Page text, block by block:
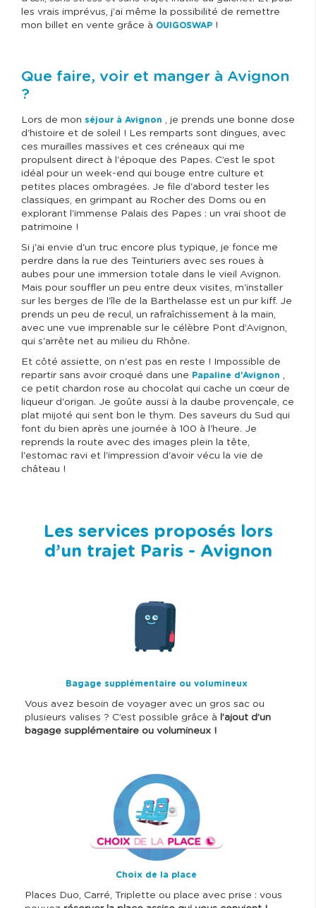
les vrais imprévus, j’ai même la possibilité de remettre
mon billet en vente grâce à OUIGOSWAP !
Que faire, voir et manger à Avignon
?
Lors de mon séjour à Avignon , je prends une bonne dose
d'histoire et de soleil ! Les remparts sont dingues, avec
ces murailles massives et ces créneaux qui me
propulsent direct à l'époque des Papes. C’est le spot
idéal pour un week-end qui bouge entre culture et
petites places ombragées. Je file d'abord tester les
classiques, en grimpant au Rocher des Doms ou en
explorant l'immense Palais des Papes : un vrai shoot de
patrimoine !
Si j'ai envie d'un truc encore plus typique, je fonce me
perdre dans la rue des Teinturiers avec ses roues à
aubes pour une immersion totale dans le vieil Avignon.
Mais pour souffler un peu entre deux visites, m'installer
sur les berges de l'île de la Barthelasse est un pur kiff. Je
prends un peu de recul, un rafraîchissement à la main,
avec une vue imprenable sur le célèbre Pont d’Avignon,
qui s'arrête net au milieu du Rhône.
Et côté assiette, on n'est pas en reste ! Impossible de
repartir sans avoir croqué dans une Papaline d'Avignon ,
ce petit chardon rose au chocolat qui cache un cœur de
liqueur d'origan. Je goûte aussi à la daube provençale, ce
plat mijoté qui sent bon le thym. Des saveurs du Sud qui
font du bien après une journée à 100 à l'heure. Je
reprends la route avec des images plein la tête,
l'estomac ravi et l'impression d'avoir vécu la vie de
château !
Les services proposés lors
d’un trajet Paris - Avignon
Bagage supplémentaire ou volumineux
Vous avez besoin de voyager avec un gros sac ou
plusieurs valises ? C’est possible grâce à l’ajout d’un
bagage supplémentaire ou volumineux !
Choix de la place
Places Duo, Carré, Triplette ou place avec prise : vous